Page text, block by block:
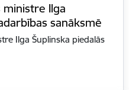
ministre Ilga
sanāksmē
Ilga Šuplinska piedalās